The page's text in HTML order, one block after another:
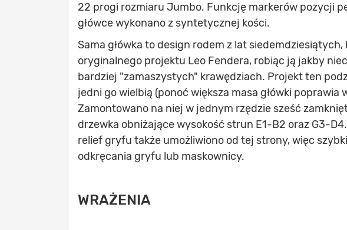
22 progi rozmiaru Jumbo. Funkcję markerów pozycji
główce wykonano z syntetycznej kości.
Sama główka to design rodem z lat siedemdziesiątych,
oryginalnego projektu Leo Fendera, robiąc ją jakby
bardziej "zamaszystych" krawędziach. Projekt ten
jedni go wielbią (ponoć większa masa główki
Zamontowano na niej w jednym rzędzie sześć
drzewka obniżające wysokość strun E1-B2 oraz G3-
relief gryfu także umożliwiono od tej strony, więc
odkręcania gryfu lub maskownicy.
WRAŻENIA